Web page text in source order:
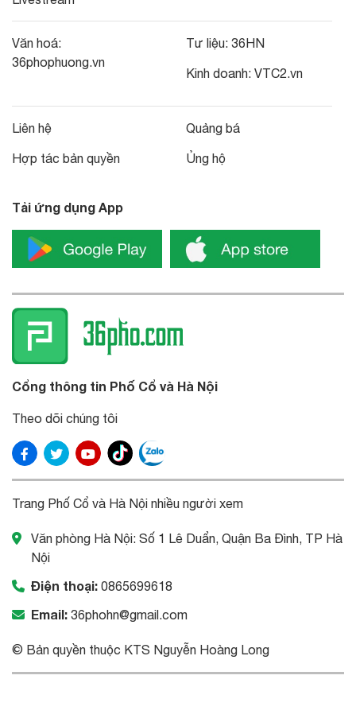
Văn hoá:
36phophuong.vn
Tư liệu: 36HN
Kinh doanh: VTC2.vn
Liên hệ
Hợp tác bản quyền
Quảng bá
Ủng hộ
Tải ứng dụng App
Cổng thông tin Phố Cổ và Hà Nội
Theo dõi chúng tôi
Trang Phố Cổ và Hà Nội nhiều người xem
Văn phòng Hà Nội: Số 1 Lê Duẩn, Quận Ba Đình, TP Hà
Nội
Điện thoại: 0865699618
Email: 36phohn@gmail.com
© Bản quyền thuộc KTS Nguyễn Hoàng Long